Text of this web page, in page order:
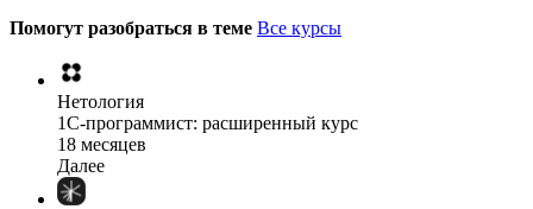
Помогут разобраться в теме Все курсы
Нетология
1C-программист: расширенный курс
18 месяцев
Далее